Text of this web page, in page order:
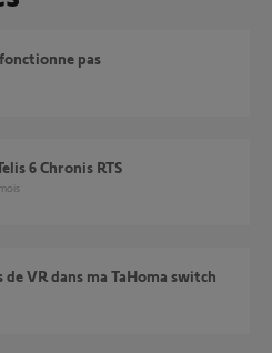
pas
6 Chronis RTS
de VR dans ma TaHoma switch